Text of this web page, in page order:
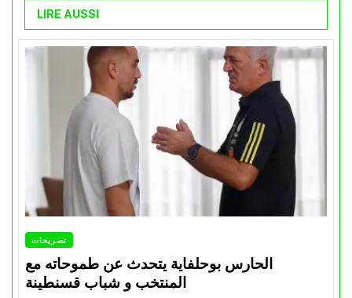
LIRE AUSSI
تصريحات
الحارس بوحلفاية يتحدث عن طموحاته مع
المنتخب و شباب قسنطينة